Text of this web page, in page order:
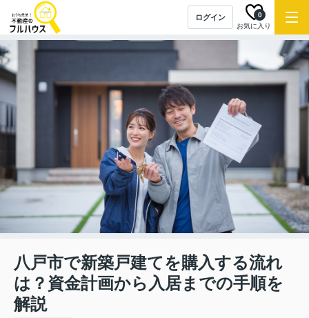
ログイン
お気に入り
0
八戸市で新築戸建てを購入する流れ
は？資金計画から入居までの手順を
解説